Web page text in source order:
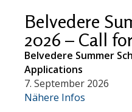
Belvedere
2026 – Call
Belvedere Summer
Applications
7. September 2026
Nähere Infos